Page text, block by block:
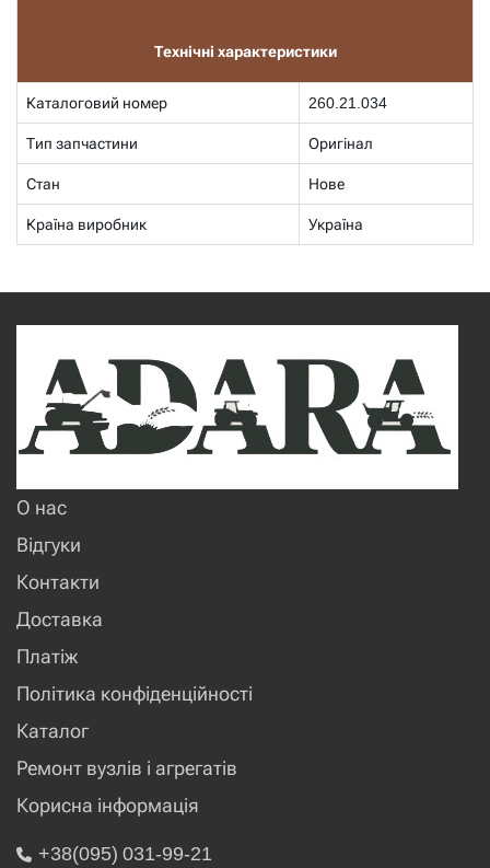
Технічні характеристики
Каталоговий номер 260.21.034
Тип запчастини Оригінал
Стан Нове
Країна виробник Україна
О нас
Відгуки
Контакти
Доставка
Платіж
Політика конфіденційності
Каталог
Ремонт вузлів і агрегатів
Корисна інформація
+38(095) 031-99-21